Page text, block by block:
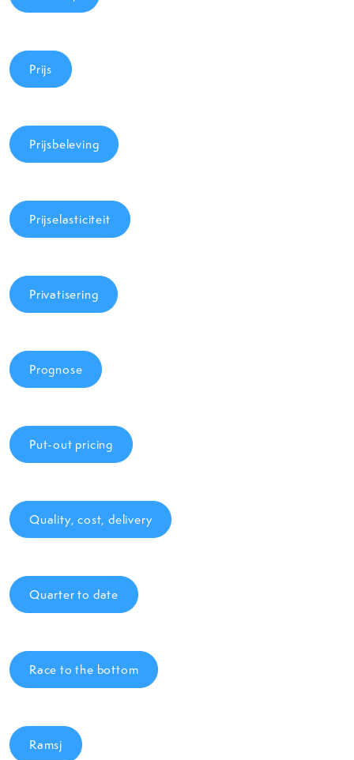
Prijs
Prijsbeleving
Prijselasticiteit
Privatisering
Prognose
Put-out pricing
Quality, cost, delivery
Quarter to date
Race to the bottom
Ramsj